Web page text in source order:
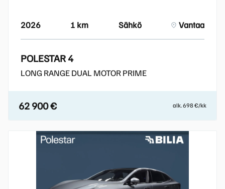
2026 1 km Sähkö Vantaa
POLESTAR 4
LONG RANGE DUAL MOTOR PRIME
62 900 € alk. 698 €/kk